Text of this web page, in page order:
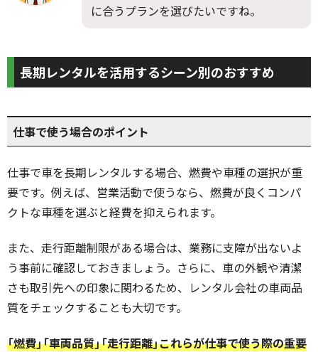
に合うプランを選びたいですね。
長期レンタルを活用するシーン別のおすすめ
仕事で使う場合のポイント
仕事で車を長期レンタルする場合、燃費や車種の選択が重
要です。例えば、営業活動で使うなら、燃費が良くコンパ
クトな車種を選ぶと経費を抑えられます。
また、走行距離制限がある場合は、業務に支障が出ないよ
う事前に確認しておきましょう。さらに、車の外観や清潔
さも取引先への印象に関わるため、レンタル会社の車両品
質をチェックすることも大切です。
「燃費」「車両品質」「走行距離」これらが仕事で使う際の重要